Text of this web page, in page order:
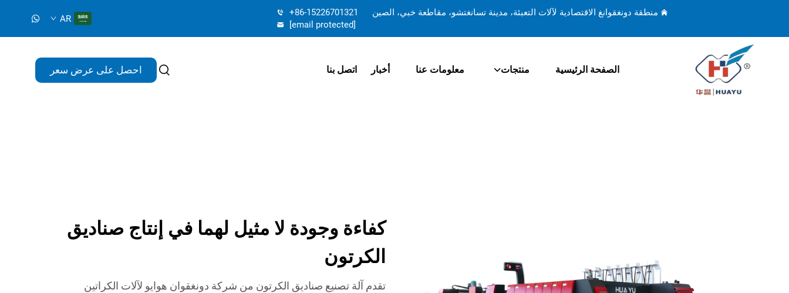
منطقة دونغقوانغ الاقتصادية لآلات التعبئة، مدينة تسانغتشو، مقاطعة خبي، الصين
+86-15226701321
[email protected]
AR
الصفحة الرئيسية منتجات معلومات عنا أخبار اتصل بنا احصل على عرض سعر
كفاءة وجودة لا مثيل لهما في إنتاج صناديق
الكرتون
تقدم آلة تصنيع صناديق الكرتون من شركة دونغقوان هوايو لآلات الكراتين